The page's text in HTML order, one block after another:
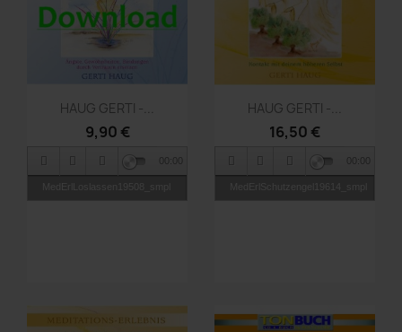
 Vorschau
HAUG GERTI -...
9,90 €
MedErlLoslassen19508_smpl
00:00
 Vorschau
HAUG GERTI -...
16,50 €
MedErlSchutzengel19614_smpl
00:00